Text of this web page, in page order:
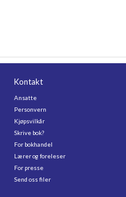
Kontakt
Ansatte
Personvern
Kjøpsvilkår
Skrive bok?
For bokhandel
Lærer og foreleser
For presse
Send oss filer